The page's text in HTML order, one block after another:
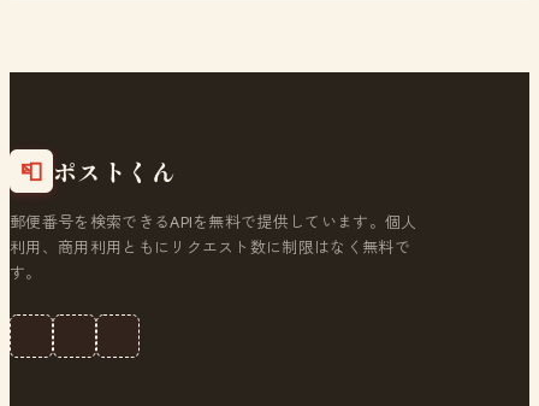
📮 ポストくん
郵便番号を検索できるAPIを無料で提供しています。個人
利用、商用利用ともにリクエスト数に制限はなく無料で
す。